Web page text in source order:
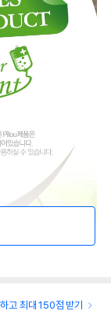
고 최대 150점 받기